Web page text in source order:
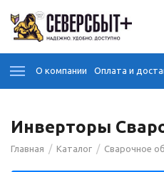
О компании Оплата и
Инверторы
Главная / Каталог / Сварочное